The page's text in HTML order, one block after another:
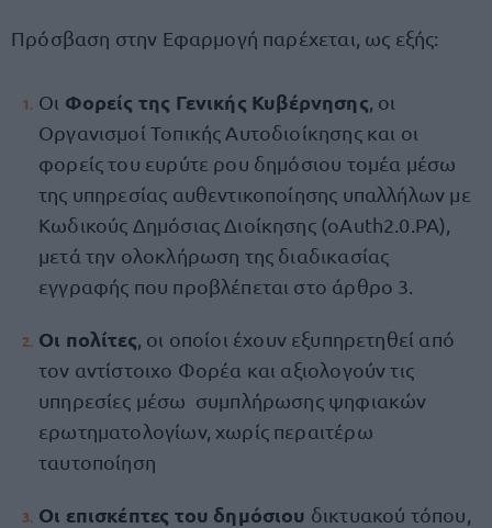
Πρόσβαση στην Εφαρμογή παρέχεται, ως εξής:
Οι Φορείς της Γενικής Κυβέρνησης , οι
Οργανισμοί Τοπικής Αυτοδιοίκησης και οι
φορείς του ευρύτε ρου δημόσιου τομέα μέσω
της υπηρεσίας αυθεντικοποίησης υπαλλήλων με
Κωδικούς Δημόσιας Διοίκησης (oAuth2.0.PA),
μετά την ολοκλήρωση της διαδικασίας
εγγραφής που προβλέπεται στο άρθρο 3.
Οι πολίτες , οι οποίοι έχουν εξυπηρετηθεί από
τον αντίστοιχο Φορέα και αξιολογούν τις
υπηρεσίες μέσω συμπλήρωσης ψηφιακών
ερωτηματολογίων, χωρίς περαιτέρω
ταυτοποίηση
Οι επισκέπτες του δημόσιου δικτυακού τόπου,